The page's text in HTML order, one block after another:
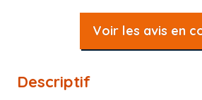
Voir les avis en
Descriptif